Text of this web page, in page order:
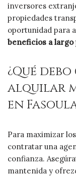
inversores
propiedades
oportunidad para
beneficios a largo
¿Qué
alquilar
en
Para maximizar
contratar una
confianza.
mantenida y